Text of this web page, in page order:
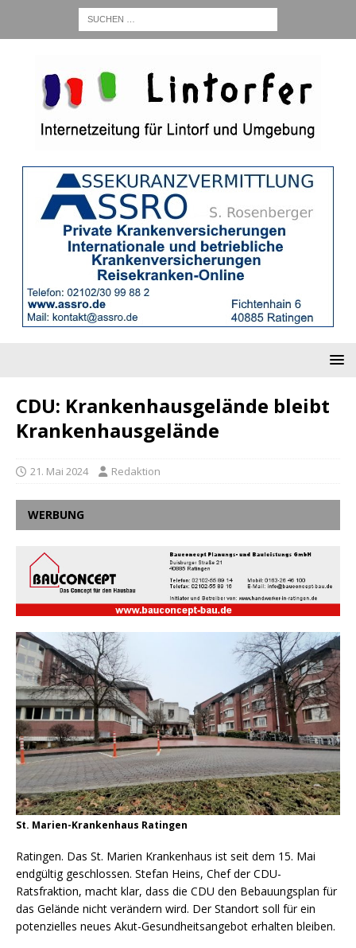
CDU: Krankenhausgelände bleibt
Krankenhausgelände
21. Mai 2024 Redaktion
WERBUNG
St. Marien-Krankenhaus Ratingen
Ratingen. Das St. Marien Krankenhaus ist seit dem 15. Mai
endgültig geschlossen. Stefan Heins, Chef der CDU-
Ratsfraktion, macht klar, dass die CDU den Bebauungsplan für
das Gelände nicht verändern wird. Der Standort soll für ein
potenzielles neues Akut-Gesundheitsangebot erhalten bleiben.